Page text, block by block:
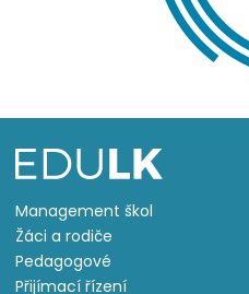
Management škol
Žáci a rodiče
Pedagogové
Přijímací řízení